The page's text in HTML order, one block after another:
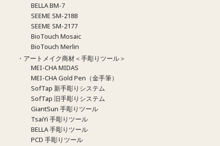
BELLA BM-7
SEEME SM-2188
SEEME SM-2177
BioTouch Mosaic
BioTouch Merlin
・アートメイク商材＜手彫りツール＞
MEI-CHA MIDAS
MEI-CHA Gold Pen（金手筆）
SofTap 新手彫りシステム
SofTap 旧手彫りシステム
GiantSun 手彫りツール
TsaiYi 手彫りツール
BELLA 手彫りツール
PCD 手彫りツール